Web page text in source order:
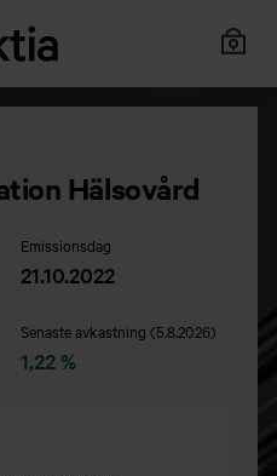
Hälsovård
Emissionsdag
21.10.2022
Senaste avkastning (5.8.2026)
1,22 %